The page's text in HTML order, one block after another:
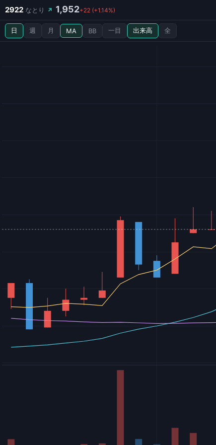
2922 なとり ↗ 1,952+22 (+1.14%)
日 週 月 MA BB 一目 出来高 全